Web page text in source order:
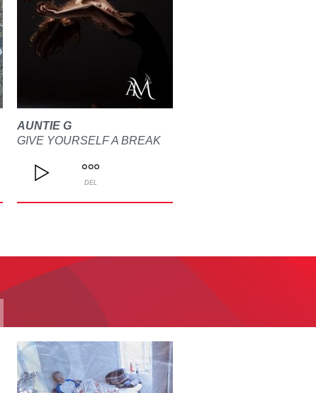
AUNTIE G
GIVE YOURSELF A BREAK
DEL